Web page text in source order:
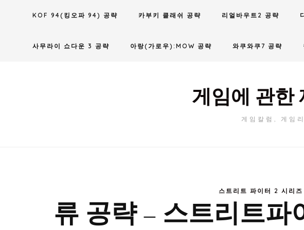
KOF 94(킹오파 94) 공략 카부키 클래쉬 공략 리얼바우트2 공략
사무라이 쇼다운 3 공략 아랑(가로우):MOW 공략 와쿠와쿠7 공략
게임에 관한
게임칼럼, 게임
스트리트 파이터 2 시리즈
류 공략 – 스트리트파